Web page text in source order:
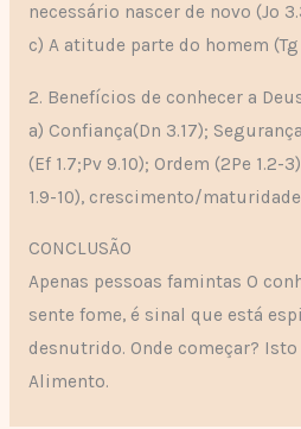
necessário nascer de novo (Jo
c) A atitude parte do homem
2. Benefícios de conhecer a
a) Confiança(Dn 3.17);
(Ef 1.7;Pv 9.10); Ordem (2Pe
1.9-10), crescimento/
CONCLUSÃO
Apenas pessoas famintas O
sente fome, é sinal que está
desnutrido. Onde começar?
Alimento.